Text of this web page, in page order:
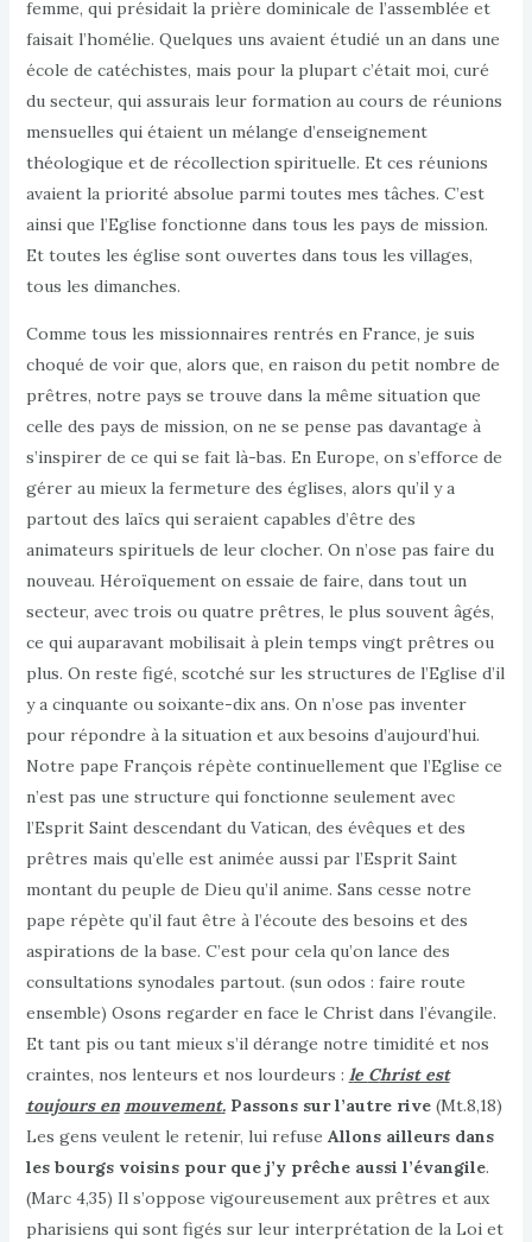
femme, qui présidait la prière dominicale de l’assemblée et
faisait l’homélie. Quelques uns avaient étudié un an dans une
école de catéchistes, mais pour la plupart c’était moi, curé
du secteur, qui assurais leur formation au cours de réunions
mensuelles qui étaient un mélange d’enseignement
théologique et de récollection spirituelle. Et ces réunions
avaient la priorité absolue parmi toutes mes tâches. C’est
ainsi que l’Eglise fonctionne dans tous les pays de mission.
Et toutes les église sont ouvertes dans tous les villages,
tous les dimanches.
Comme tous les missionnaires rentrés en France, je suis
choqué de voir que, alors que, en raison du petit nombre de
prêtres, notre pays se trouve dans la même situation que
celle des pays de mission, on ne se pense pas davantage à
s’inspirer de ce qui se fait là-bas. En Europe, on s’efforce de
gérer au mieux la fermeture des églises, alors qu’il y a
partout des laïcs qui seraient capables d’être des
animateurs spirituels de leur clocher. On n’ose pas faire du
nouveau. Héroïquement on essaie de faire, dans tout un
secteur, avec trois ou quatre prêtres, le plus souvent âgés,
ce qui auparavant mobilisait à plein temps vingt prêtres ou
plus. On reste figé, scotché sur les structures de l’Eglise d’il
y a cinquante ou soixante-dix ans. On n’ose pas inventer
pour répondre à la situation et aux besoins d’aujourd’hui.
Notre pape François répète continuellement que l’Eglise ce
n’est pas une structure qui fonctionne seulement avec
l’Esprit Saint descendant du Vatican, des évêques et des
prêtres mais qu’elle est animée aussi par l’Esprit Saint
montant du peuple de Dieu qu’il anime. Sans cesse notre
pape répète qu’il faut être à l’écoute des besoins et des
aspirations de la base. C’est pour cela qu’on lance des
consultations synodales partout. (sun odos : faire route
ensemble) Osons regarder en face le Christ dans l’évangile.
Et tant pis ou tant mieux s’il dérange notre timidité et nos
craintes, nos lenteurs et nos lourdeurs : le Christ est
toujours en mouvement. Passons sur l’autre rive(Mt.8,18)
Les gens veulent le retenir, lui refuse Allons ailleurs dans
les bourgs voisins pour que j’y prêche aussi l’évangile.
(Marc 4,35) Il s’oppose vigoureusement aux prêtres et aux
pharisiens qui sont figés sur leur interprétation de la Loi et